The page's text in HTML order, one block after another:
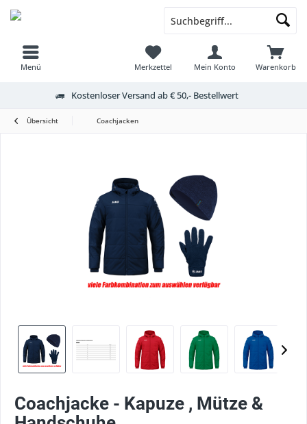
Menü Warenkorb
Merkzettel Mein Konto
Kostenloser Versand ab € 50,- Bestellwert
Übersicht Coachjacken
Coachjacke - Kapuze , Mütze &